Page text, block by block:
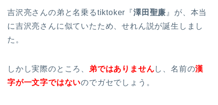
吉沢亮さんの弟と名乗るtiktoker『澤田聖廉』が、本当
に吉沢亮さんに似ていたため、せれん説が誕生しまし
た。
しかし実際のところ、 弟ではありませんし、名前の漢
字が一文字ではないのでガセでしょう。